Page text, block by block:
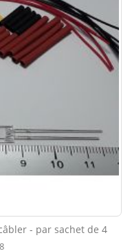
- par sachet de 4